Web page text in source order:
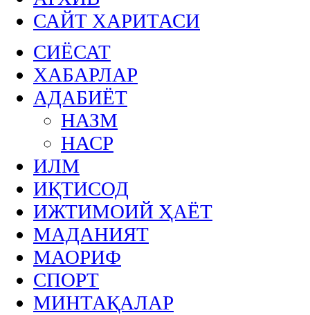
САЙТ ХАРИТАСИ
СИЁСАТ
ХАБАРЛАР
АДАБИЁТ
НАЗМ
НАСР
ИЛМ
ИҚТИСОД
ИЖТИМОИЙ ҲАЁТ
МАДАНИЯТ
МАОРИФ
СПОРТ
МИНТАҚАЛАР